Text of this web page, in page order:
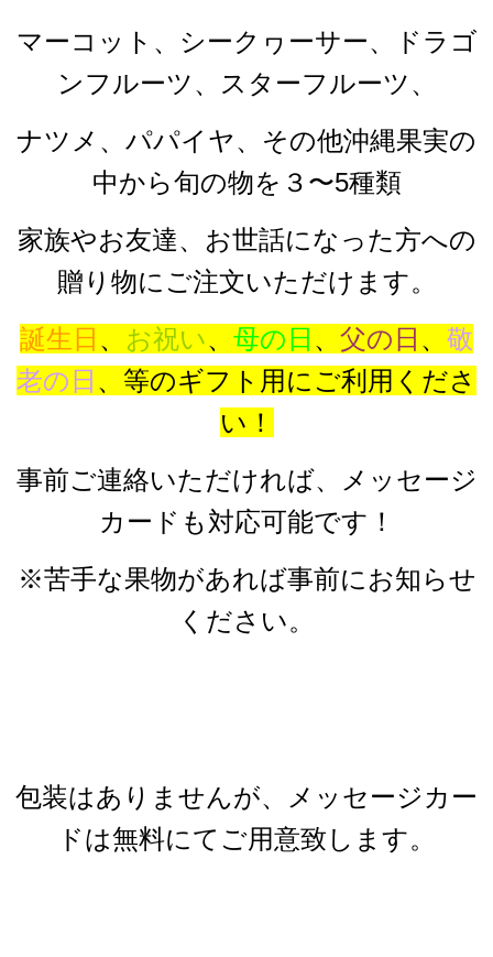
マーコット、シークヮーサー、ドラゴ
ンフルーツ、スターフルーツ、
ナツメ、パパイヤ、その他沖縄果実の
中から旬の物を３〜5種類
家族やお友達、お世話になった方への
贈り物にご注文いただけます。
誕生日 、 お祝い、 母の日 、 父の日 、 敬
老の日 、等のギフト用にご利用くださ
い！
事前ご連絡いただければ、メッセージ
カードも対応可能です！
※苦手な果物があれば事前にお知らせ
ください。
包装はありませんが、メッセージカー
ドは無料にてご用意致します。